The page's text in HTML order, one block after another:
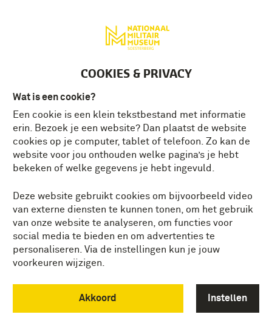
COOKIES & PRIVACY
Wat is een cookie?
Een cookie is een klein tekstbestand met informatie
erin. Bezoek je een website? Dan plaatst de website
cookies op je computer, tablet of telefoon. Zo kan de
website voor jou onthouden welke pagina’s je hebt
bekeken of welke gegevens je hebt ingevuld.
Deze website gebruikt cookies om bijvoorbeeld video
van externe diensten te kunnen tonen, om het gebruik
van onze website te analyseren, om functies voor
social media te bieden en om advertenties te
personaliseren. Via de instellingen kun je jouw
voorkeuren wijzigen.
Akkoord Instellen
DE EERSTE KALASJNIKOV